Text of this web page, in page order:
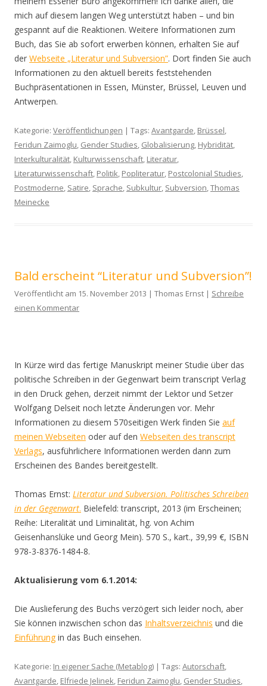
mich auf diesem langen Weg unterstützt haben – und bin
gespannt auf die Reaktionen. Weitere Informationen zum
Buch, das Sie ab sofort erwerben können, erhalten Sie auf
der Webseite „Literatur und Subversion”. Dort finden Sie auch
Informationen zu den aktuell bereits feststehenden
Buchpräsentationen in Essen, Münster, Brüssel, Leuven und
Antwerpen.
Kategorie: Veröffentlichungen | Tags: Avantgarde, Brüssel,
Feridun Zaimoglu, Gender Studies, Globalisierung, Hybridität,
Interkulturalität, Kulturwissenschaft, Literatur,
Literaturwissenschaft, Politik, Popliteratur, Postcolonial Studies,
Postmoderne, Satire, Sprache, Subkultur, Subversion,Thomas
Meinecke
Bald erscheint “Literatur und Subversion”!
Veröffentlicht am 15. November 2013 | Thomas Ernst | Schreibe
einen Kommentar
In Kürze wird das fertige Manuskript meiner Studie über das
politische Schreiben in der Gegenwart beim transcript Verlag
in den Druck gehen, derzeit nimmt der Lektor und Setzer
Wolfgang Delseit noch letzte Änderungen vor. Mehr
Informationen zu diesem 570seitigen Werk finden Sie auf
meinen Webseiten oder auf den Webseiten des transcript
Verlags, ausführlichere Informationen werden dann zum
Erscheinen des Bandes bereitgestellt.
Thomas Ernst: Literatur und Subversion. Politisches Schreiben
in der Gegenwart. Bielefeld: transcript, 2013 (im Erscheinen;
Reihe: Literalität und Liminalität, hg. von Achim
Geisenhanslüke und Georg Mein). 570 S., kart., 39,99 €, ISBN
978-3-8376-1484-8.
Aktualisierung vom 6.1.2014:
Die Auslieferung des Buchs verzögert sich leider noch, aber
Sie können inzwischen schon das Inhaltsverzeichnis und die
Einführungin das Buch einsehen.
Kategorie: In eigener Sache (Metablog) | Tags: Autorschaft,
Avantgarde, Elfriede Jelinek, Feridun Zaimoglu, Gender Studies,